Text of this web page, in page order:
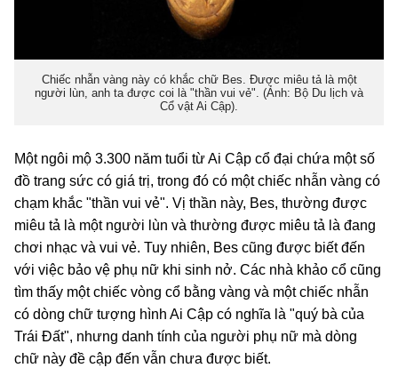
Chiếc nhẫn vàng này có khắc chữ Bes. Được miêu tả là một
người lùn, anh ta được coi là "thần vui vẻ". (Ảnh: Bộ Du lịch và
Cổ vật Ai Cập).
Một ngôi mộ 3.300 năm tuổi từ Ai Cập cổ đại chứa một số
đồ trang sức có giá trị, trong đó có một chiếc nhẫn vàng có
chạm khắc "thần vui vẻ". Vị thần này, Bes, thường được
miêu tả là một người lùn và thường được miêu tả là đang
chơi nhạc và vui vẻ. Tuy nhiên, Bes cũng được biết đến
với việc bảo vệ phụ nữ khi sinh nở. Các nhà khảo cổ cũng
tìm thấy một chiếc vòng cổ bằng vàng và một chiếc nhẫn
có dòng chữ tượng hình Ai Cập có nghĩa là "quý bà của
Trái Đất", nhưng danh tính của người phụ nữ mà dòng
chữ này đề cập đến vẫn chưa được biết.